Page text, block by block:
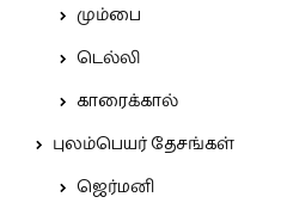
மும்பை
டெல்லி
காரைக்கால்
புலம்பெயர் தேசங்கள்
ஜெர்மனி